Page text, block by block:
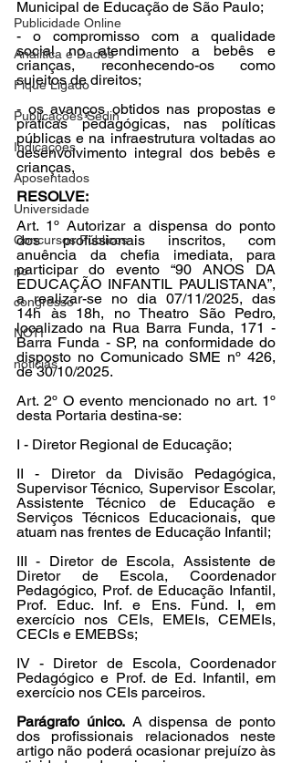
Publicidade Online
Analítica e Dados
Fique Ligado
Publicações Sedin
Indicações
Aposentados
Universidade
Concursos Públicos
no
congresso
NOTI
noticias
Municipal de Educação de São Paulo;
- o compromisso com a qualidade
social no atendimento a bebês e
crianças, reconhecendo-os como
sujeitos de direitos;
- os avanços obtidos nas propostas e
práticas pedagógicas, nas políticas
públicas e na infraestrutura voltadas ao
desenvolvimento integral dos bebês e
crianças,
RESOLVE:
Art. 1º Autorizar a dispensa do ponto
dos profissionais inscritos, com
anuência da chefia imediata, para
participar do evento “90 ANOS DA
EDUCAÇÃO INFANTIL PAULISTANA”,
a realizar-se no dia 07/11/2025, das
14h às 18h, no Theatro São Pedro,
localizado na Rua Barra Funda, 171 -
Barra Funda - SP, na conformidade do
disposto no Comunicado SME nº 426,
de 30/10/2025.
Art. 2º O evento mencionado no art. 1º
desta Portaria destina-se:
I - Diretor Regional de Educação;
II - Diretor da Divisão Pedagógica,
Supervisor Técnico, Supervisor Escolar,
Assistente Técnico de Educação e
Serviços Técnicos Educacionais, que
atuam nas frentes de Educação Infantil;
III - Diretor de Escola, Assistente de
Diretor de Escola, Coordenador
Pedagógico, Prof. de Educação Infantil,
Prof. Educ. Inf. e Ens. Fund. I, em
exercício nos CEIs, EMEIs, CEMEIs,
CECIs e EMEBSs;
IV - Diretor de Escola, Coordenador
Pedagógico e Prof. de Ed. Infantil, em
exercício nos CEIs parceiros.
Parágrafo único. A dispensa de ponto
dos profissionais relacionados neste
artigo não poderá ocasionar prejuízo às